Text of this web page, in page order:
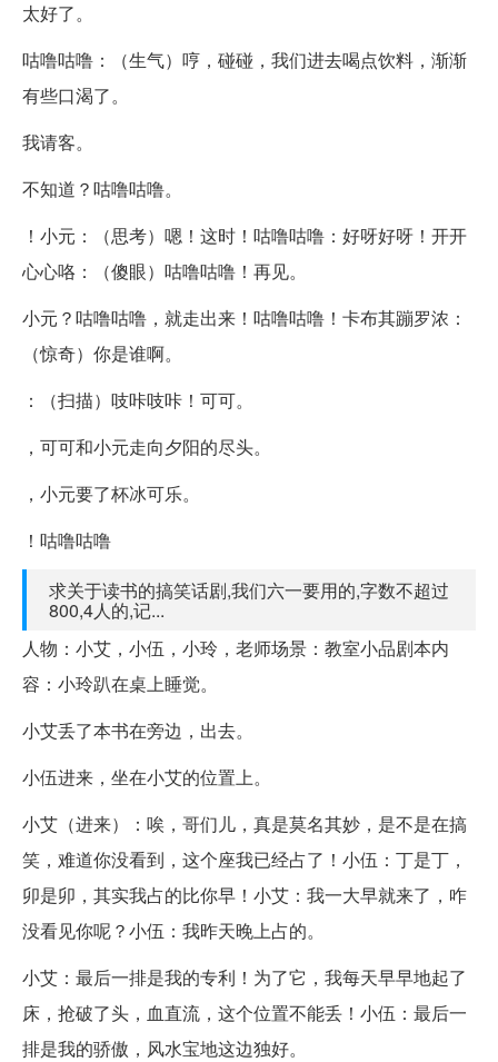
太好了。
咕噜咕噜：（生气）哼，碰碰，我们进去喝点饮料，渐渐
有些口渴了。
我请客。
不知道？咕噜咕噜。
！小元：（思考）嗯！这时！咕噜咕噜：好呀好呀！开开
心心咯：（傻眼）咕噜咕噜！再见。
小元？咕噜咕噜，就走出来！咕噜咕噜！卡布其蹦罗浓：
（惊奇）你是谁啊。
：（扫描）吱咔吱咔！可可。
，可可和小元走向夕阳的尽头。
，小元要了杯冰可乐。
！咕噜咕噜
求关于读书的搞笑话剧,我们六一要用的,字数不超过
800,4人的,记...
人物：小艾，小伍，小玲，老师场景：教室小品剧本内
容：小玲趴在桌上睡觉。
小艾丢了本书在旁边，出去。
小伍进来，坐在小艾的位置上。
小艾（进来）：唉，哥们儿，真是莫名其妙，是不是在搞
笑，难道你没看到，这个座我已经占了！小伍：丁是丁，
卯是卯，其实我占的比你早！小艾：我一大早就来了，咋
没看见你呢？小伍：我昨天晚上占的。
小艾：最后一排是我的专利！为了它，我每天早早地起了
床，抢破了头，血直流，这个位置不能丢！小伍：最后一
排是我的骄傲，风水宝地这边独好。